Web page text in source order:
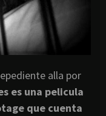
alla por
es una pelicula
que cuenta